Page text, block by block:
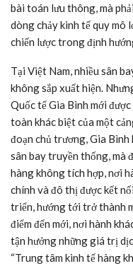
bài toán lưu thông, mà
dòng chảy kinh tế quy mô
chiến lược trong định
Tại Việt Nam, nhiều sân
không sắp xuất hiện.
Quốc tế Gia Bình mới
toàn khác biệt của một
đoạn chủ trương, Gia
sân bay truyền thống, mà
hàng không tích hợp, nơi
chính và đô thị được kết
triển, hướng tới trở thành
điểm đến mới, nơi hành
tận hưởng những giá trị
“Trung tâm kinh tế hàng